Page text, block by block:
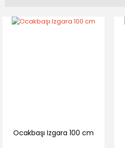
Ocakbaşı Izgara 100 cm